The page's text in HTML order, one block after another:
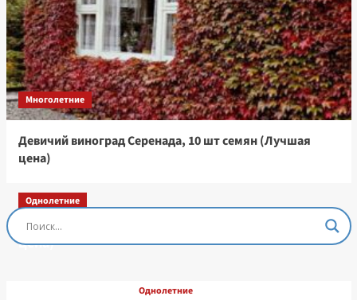
Многолетние
Девичий виноград Серенада, 10 шт семян (Лучшая
цена)
Однолетние
Остеоспермум Пэшн Роуз, 3 шт семян (Лучшая
цена)
Однолетние